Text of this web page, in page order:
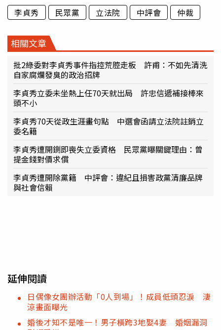
李貞秀 民眾黨 立法院 中評會 仲裁
相關文章
批2綠委對李貞秀事件指控荒腔走板 許甫：不如先清洗
自家腐爛發臭的政治招牌
李貞秀立委未坐熱上任70天就出局 許忠信遞補接棒來
頭不小
李貞秀70天從政生涯畫句點 中選會函請立法院註銷立
委名籍
李貞秀遭開鍘即喪失立委資格 民眾黨曝關鍵理由：曾
提金錢對價求償
李貞秀遭開除黨籍 中評會：違紀且損害政黨清廉品牌
與社會信賴
延伸閱讀
日偶像女團辦活動「0人到場」！成員低頭忍淚 淒
涼畫面曝光
婚後才知不是唯一！男子橫跨3地娶4妻 婚姻漏洞